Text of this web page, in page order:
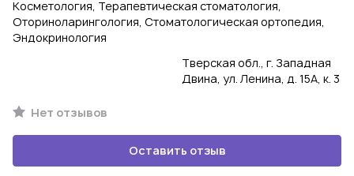
Косметология, Терапевтическая стоматология,
Оториноларингология, Стоматологическая ортопедия,
Эндокринология
Тверская обл., г. Западная
Двина, ул. Ленина, д. 15А, к. 3
Нет отзывов
Оставить отзыв